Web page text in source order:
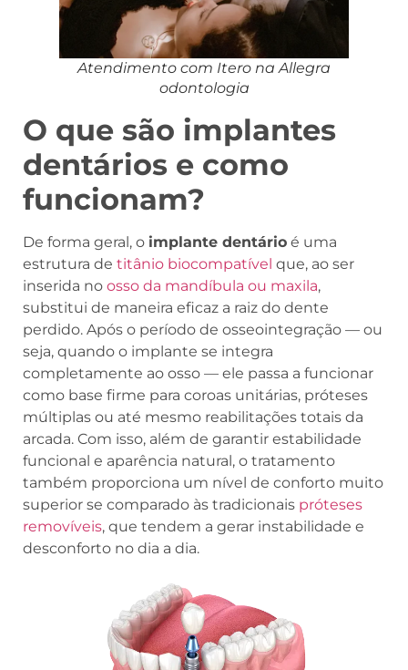
Atendimento com Itero na Allegra
odontologia
O que são implantes
dentários e como
funcionam?
De forma geral, o implante dentário é uma
estrutura de titânio biocompatível que, ao ser
inserida no osso da mandíbula ou maxila,
substitui de maneira eficaz a raiz do dente
perdido. Após o período de osseointegração — ou
seja, quando o implante se integra
completamente ao osso — ele passa a funcionar
como base firme para coroas unitárias, próteses
múltiplas ou até mesmo reabilitações totais da
arcada. Com isso, além de garantir estabilidade
funcional e aparência natural, o tratamento
também proporciona um nível de conforto muito
superior se comparado às tradicionais próteses
removíveis, que tendem a gerar instabilidade e
desconforto no dia a dia.